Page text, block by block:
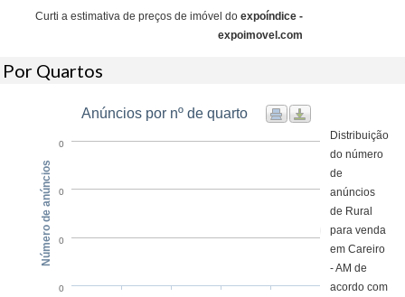
Curti a estimativa de preços de imóvel do expoíndice -
expoimovel.com
Por Quartos
Anúncios por nº de quarto
0
0
0
0
Número de anúncios
Distribuição
do número
de
anúncios
de Rural
para venda
em Careiro
- AM de
acordo com